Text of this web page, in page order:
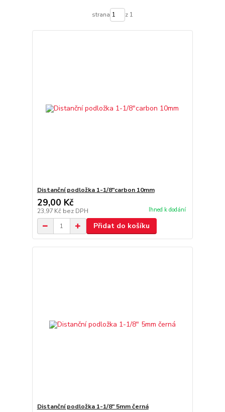
strana z 1
Distanční podložka 1-1/8"carbon 10mm
29,00 Kč
23,97 Kč bez DPH Ihned k dodání
Přidat do košíku
Distanční podložka 1-1/8" 5mm černá